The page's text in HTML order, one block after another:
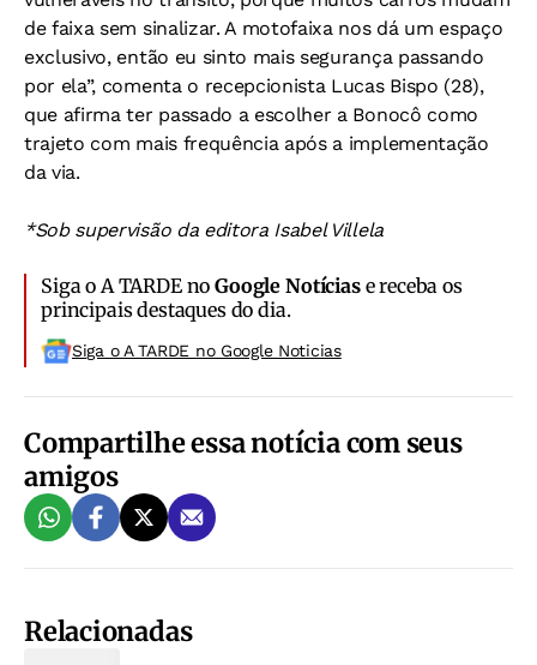
de faixa sem sinalizar. A motofaixa nos dá um espaço
exclusivo, então eu sinto mais segurança passando
por ela”, comenta o recepcionista Lucas Bispo (28),
que afirma ter passado a escolher a Bonocô como
trajeto com mais frequência após a implementação
da via.
*Sob supervisão da editora Isabel Villela
Siga o A TARDE noGoogle Notíciase receba os
principais destaques do dia.
Siga o A TARDE no Google Noticias
Compartilhe essa notícia com seus
amigos
Relacionadas